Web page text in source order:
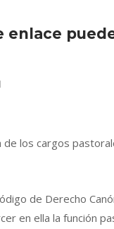
enlace
de los cargos
de Derecho
en ella la función